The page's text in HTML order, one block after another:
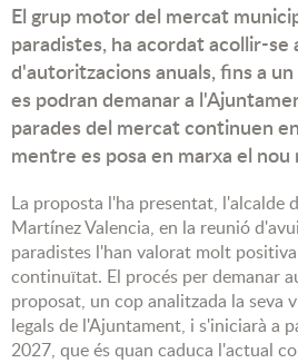
El grup motor del mercat
paradistes, ha acordat acollir-se
d'autoritzacions anuals, fins a
es podran demanar a
parades del mercat continuen
mentre es posa en marxa el
La proposta l'ha presentat, l'alcalde
Martínez Valencia, en la reunió
paradistes l'han valorat molt
continuïtat. El procés per demanar
proposat, un cop analitzada la seva
legals de l'Ajuntament, i s'iniciarà a
2027, que és quan caduca l'actual